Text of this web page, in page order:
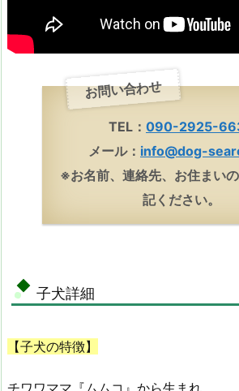
お問い合わせ
TEL： 090-2925-
メール： info@dog-
※お名前、連絡先、お住まい
記ください。
子犬詳細
【子犬の特徴】
チワワママ『ムムコ』から生まれ